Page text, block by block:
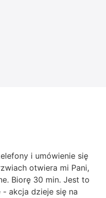
i umówienie się
otwiera mi Pani,
Biorę 30 min. Jest to
akcja dzieje się na